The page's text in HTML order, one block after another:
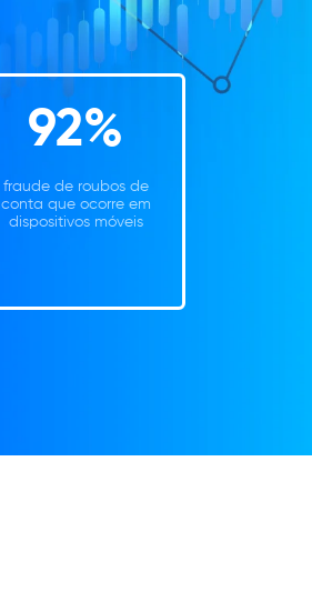
92%
fraude de roubos de
conta que ocorre em
dispositivos móveis